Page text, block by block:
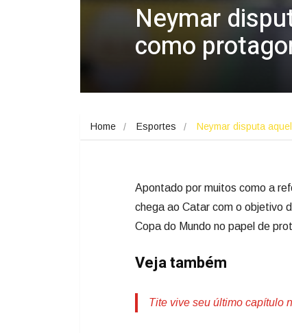
Neymar
como
Home Esportes Neymar disputa
Apontado por muitos como a
chega ao Catar com o objetivo
Copa do Mundo no papel de
Veja também
Tite vive seu último capítulo